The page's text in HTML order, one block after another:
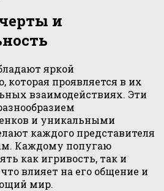
и
яркой
которая проявляется в их
взаимодействиях. Эти
и уникальными
каждого представителя
Каждому попугаю
как игривость, так и
влияет на его общение и
мир.